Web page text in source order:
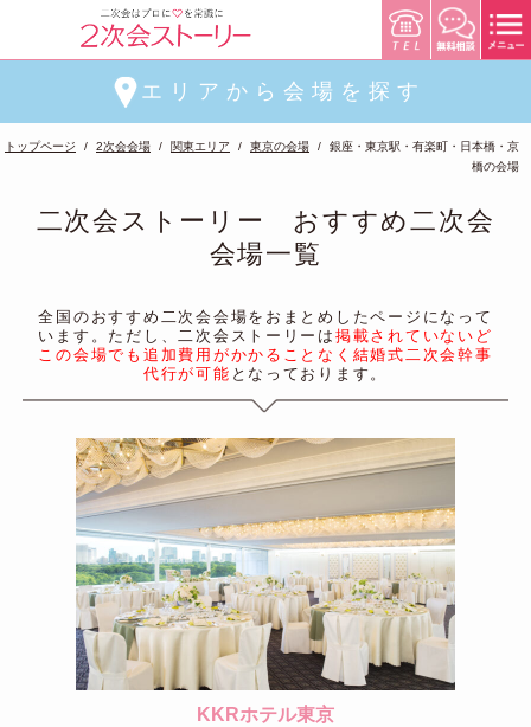
エリアから会場を探す
トップページ 2次会会場 関東エリア 東京の会場
銀座・東京駅・有楽町・日本橋・京
橋の会場
二次会ストーリー おすすめ二次会
会場一覧
全国のおすすめ二次会会場をおまとめしたページになって
います。ただし、二次会ストーリーは 掲載されていないど
この会場でも追加費用がかかることなく結婚式二次会幹事
代行が可能 となっております。
KKRホテル東京